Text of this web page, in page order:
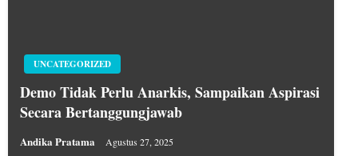
UNCATEGORIZED
Demo Tidak Perlu Anarkis, Sampaikan Aspirasi
Secara Bertanggungjawab
Andika Pratama Agustus 27, 2025